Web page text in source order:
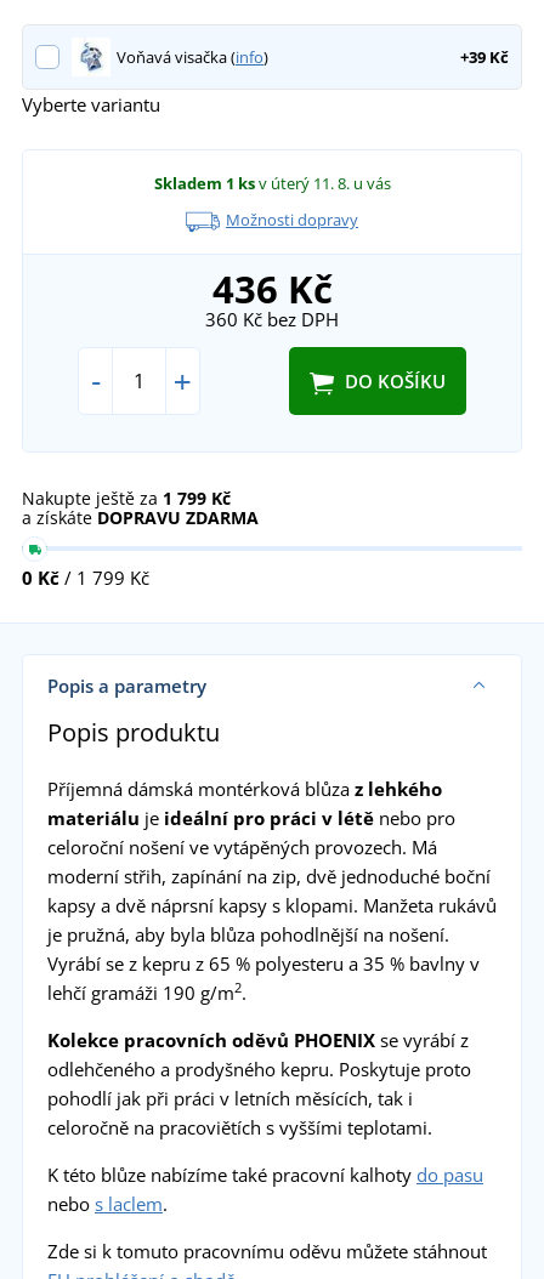
Voňavá visačka (info) +39 Kč
Vyberte variantu
Skladem 1 ksv úterý 11. 8. u vás
Možnosti dopravy
436 Kč
360 Kč bez DPH
- + DO KOŠÍKU
Nakupte ještě za 1 799 Kč
a získáte DOPRAVU ZDARMA
0 Kč / 1 799 Kč
Popis a parametry
Popis produktu
Příjemná dámská montérková blůza z lehkého
materiálu je ideální pro práci v létěnebo pro
celoroční nošení ve vytápěných provozech. Má
moderní střih, zapínání na zip, dvě jednoduché boční
kapsy a dvě náprsní kapsy s klopami. Manžeta rukávů
je pružná, aby byla blůza pohodlnější na nošení.
Vyrábí se z kepru z 65 % polyesteru a 35 % bavlny v
lehčí gramáži 190 g/m2.
Kolekce pracovních oděvů PHOENIXse vyrábí z
odlehčeného a prodyšného kepru. Poskytuje proto
pohodlí jak při práci v letních měsících, tak i
celoročně na pracoviětích s vyššími teplotami.
K této blůze nabízíme také pracovní kalhoty do pasu
nebo s laclem.
Zde si k tomuto pracovnímu oděvu můžete stáhnout